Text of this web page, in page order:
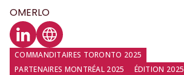
OMERLO
Profil LinkedIn
Site web
COMMANDITAIRES TORONTO 2025
PARTENAIRES MONTRÉAL 2025
ÉDITION 2025